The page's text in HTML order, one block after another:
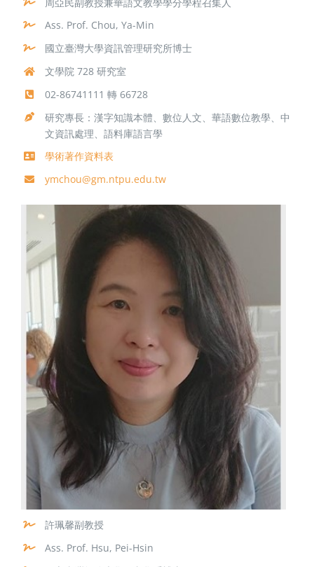
Ass. Prof. Chou, Ya-Min
國立臺灣大學資訊管理研究所博士
文學院 728 研究室
02-86741111 轉 66728
研究專長：漢字知識本體、數位人文、華語數位教學、中
文資訊處理、語料庫語言學
學術著作資料表
ymchou@gm.ntpu.edu.tw
許珮馨副教授
Ass. Prof. Hsu, Pei-Hsin